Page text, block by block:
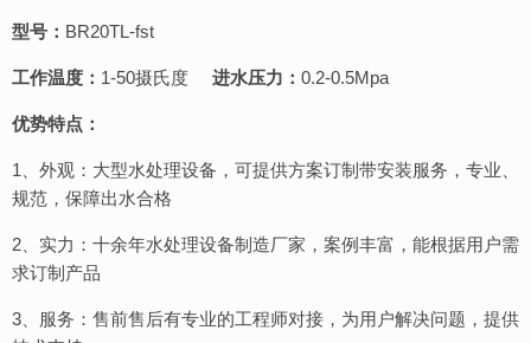
型号： BR20TL-fst
工作温度： 1-50摄氏度 进水压力： 0.2-0.5Mpa
优势特点：
1、外观：大型水处理设备，可提供方案订制带安装服务，专业、
规范，保障出水合格
2、实力：十余年水处理设备制造厂家，案例丰富，能根据用户需
求订制产品
3、服务：售前售后有专业的工程师对接，为用户解决问题，提供